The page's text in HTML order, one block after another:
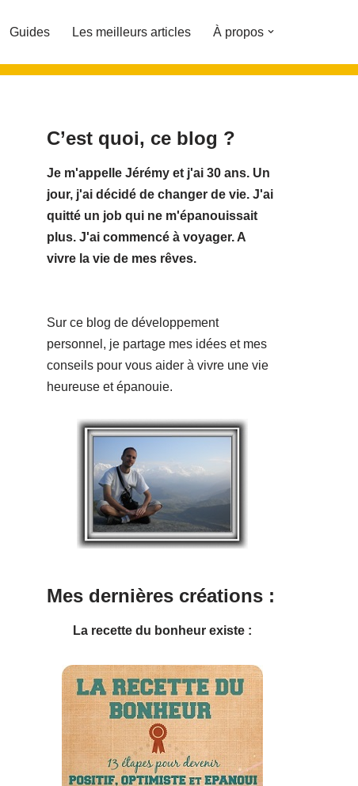
Guides Les meilleurs articles À propos
C’est quoi, ce blog ?
Je m'appelle Jérémy et j'ai 30 ans. Un
jour, j'ai décidé de changer de vie. J'ai
quitté un job qui ne m'épanouissait
plus. J'ai commencé à voyager. A
vivre la vie de mes rêves.
Sur ce blog de développement
personnel, je partage mes idées et mes
conseils pour vous aider à vivre une vie
heureuse et épanouie.
Mes dernières créations :
La recette du bonheur existe :